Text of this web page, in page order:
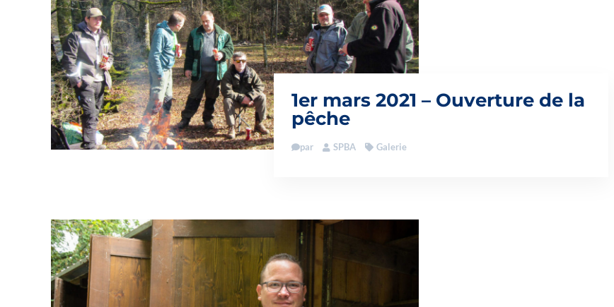
1er mars 2021 – Ouverture de la
pêche
par SPBA Galerie